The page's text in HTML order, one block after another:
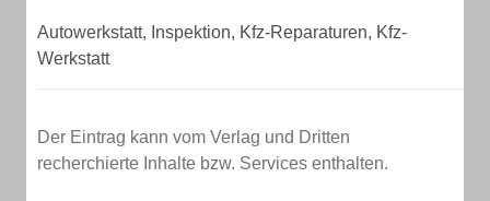
Autowerkstatt, Inspektion, Kfz-Reparaturen, Kfz-
Werkstatt
Der Eintrag kann vom Verlag und Dritten
recherchierte Inhalte bzw. Services enthalten.